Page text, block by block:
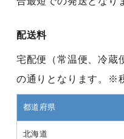
配送料
宅配便（常温便、冷蔵
の通りとなります。※
都道府県
北海道